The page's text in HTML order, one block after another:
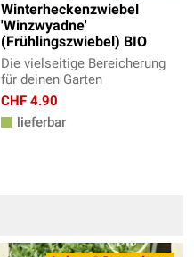
Winterheckenzwiebel
'Winzwyadne'
(Frühlingszwiebel) BIO
Die vielseitige Bereicherung
für deinen Garten
CHF 4.90
lieferbar